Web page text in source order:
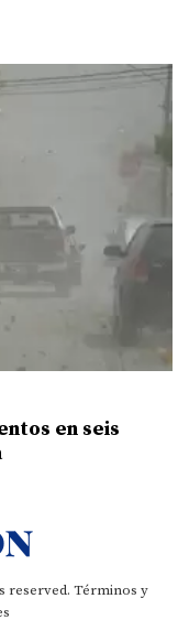
en seis
reserved. Términos y